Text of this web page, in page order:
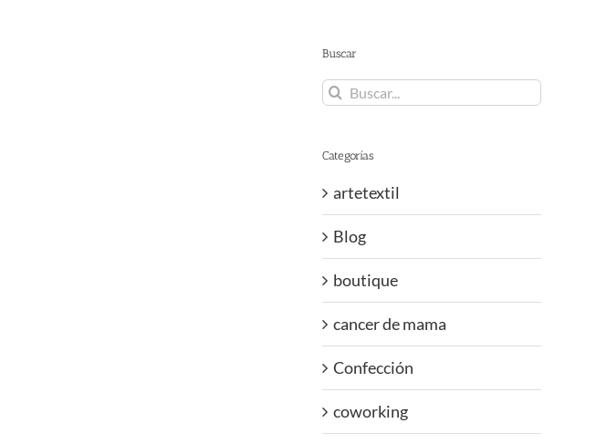
Buscar
Buscar:
Categorías
artetextil
Blog
boutique
cancer de mama
Confección
coworking